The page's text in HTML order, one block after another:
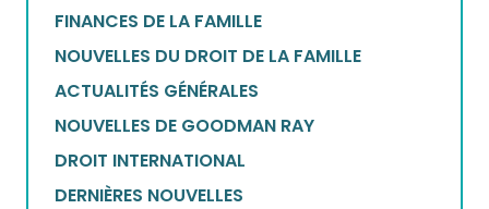
FINANCES DE LA FAMILLE
NOUVELLES DU DROIT DE LA FAMILLE
ACTUALITÉS GÉNÉRALES
NOUVELLES DE GOODMAN RAY
DROIT INTERNATIONAL
DERNIÈRES NOUVELLES